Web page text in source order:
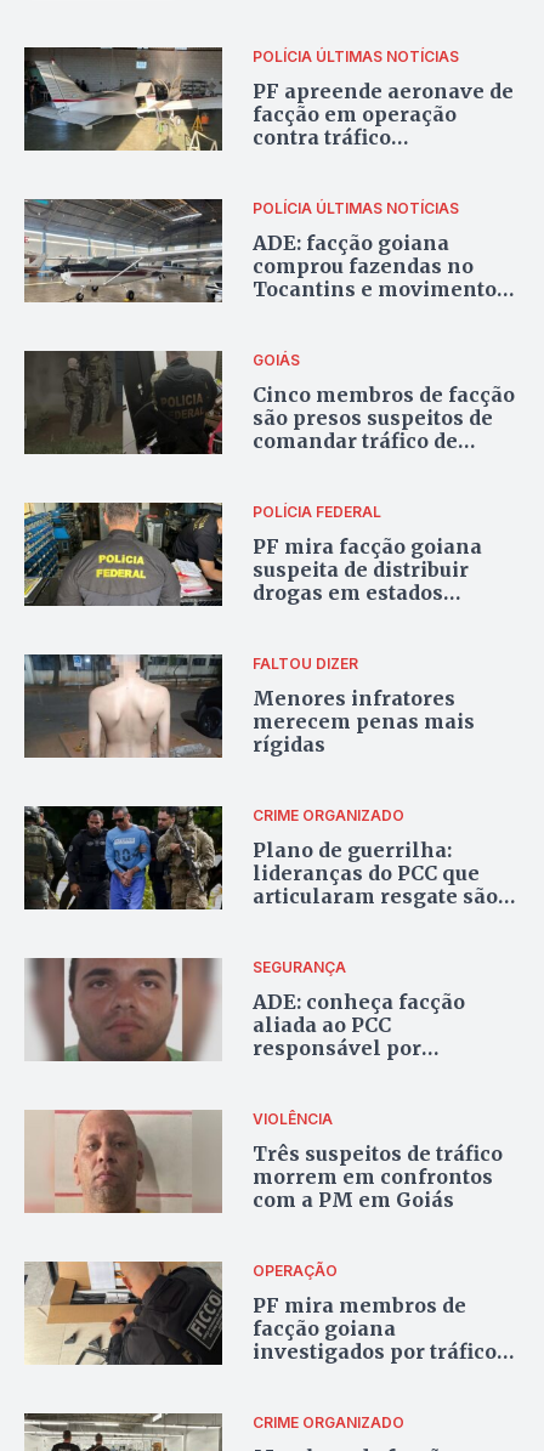
POLÍCIA ÚLTIMAS NOTÍCIAS
PF apreende aeronave de
facção em operação
contra tráfico
POLÍCIA ÚLTIMAS NOTÍCIAS
ADE: facção goiana
comprou fazendas no
Tocantins e movimentou
GOIÁS
Cinco membros de facção
são presos suspeitos de
comandar tráfico de
POLÍCIA FEDERAL
PF mira facção goiana
suspeita de distribuir
drogas em estados
FALTOU DIZER
Menores infratores
merecem penas mais
rígidas
CRIME ORGANIZADO
Plano de guerrilha:
lideranças do PCC que
articularam resgate são
SEGURANÇA
ADE: conheça facção
aliada ao PCC
responsável por
com o tráfico de drogas
VIOLÊNCIA
Três suspeitos de tráfico
morrem em confrontos
com a PM em Goiás
OPERAÇÃO
PF mira membros de
facção goiana
investigados por tráfico
CRIME ORGANIZADO